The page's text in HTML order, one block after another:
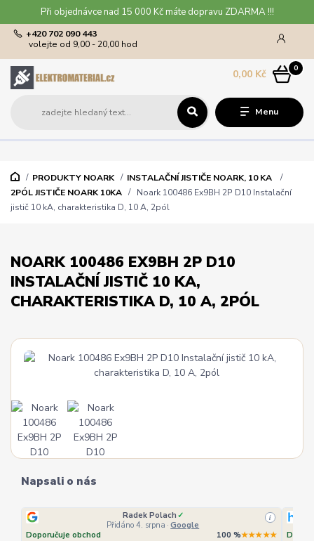
Při objednávce nad 15 000 Kč máte dopravu ZDARMA !!!
Menu
+420 702 090 443
volejte od 9,00 - 20,00 hod
0
0,00 Kč
PRODUKTY NOARK
INSTALAČNÍ JISTIČE NOARK, 10 KA
2PÓL JISTIČE NOARK 10KA
Noark 100486 Ex9BH 2P D10 Instalační
jistič 10 kA, charakteristika D, 10 A, 2pól
NOARK 100486 EX9BH 2P D10
INSTALAČNÍ JISTIČ 10 KA,
CHARAKTERISTIKA D, 10 A, 2PÓL
Napsali o nás
Radek Polach ✓
Přidáno 4. srpna · Google
i
Doporučuje obchod 100 %★★★★★